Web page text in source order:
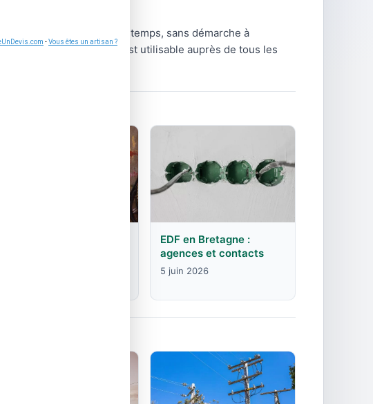
énergie chaque printemps, sans démarche à
faibles revenus). Il est utilisable auprès de tous les
EDF en Bretagne :
agences et contacts
5 juin 2026